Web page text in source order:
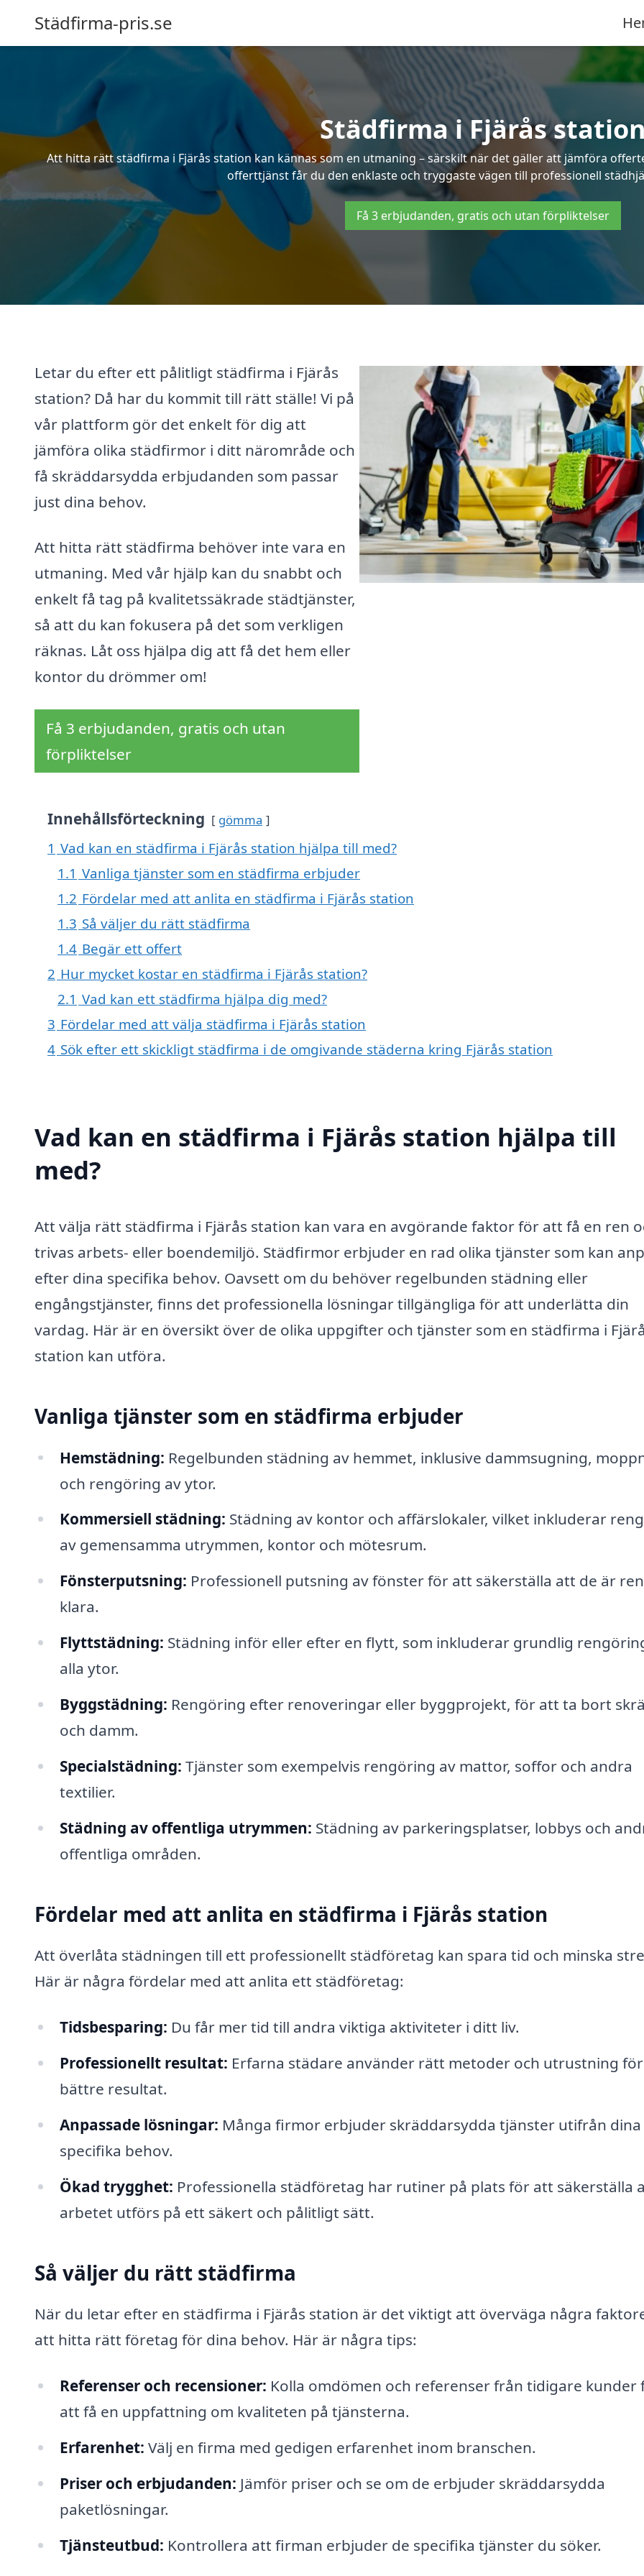
Städfirma-pris.se
Städfirma i Fjärås
Att hitta rätt städfirma i Fjärås station kan kännas som en utmaning – särskilt när det gäller att jämföra
offerttjänst får du den enklaste och tryggaste vägen till professionell
Få 3 erbjudanden, gratis och utan förpliktelser
Letar du efter ett pålitligt städfirma i Fjärås
station? Då har du kommit till rätt ställe! Vi på
vår plattform gör det enkelt för dig att
jämföra olika städfirmor i ditt närområde och
få skräddarsydda erbjudanden som passar
just dina behov.
Att hitta rätt städfirma behöver inte vara en
utmaning. Med vår hjälp kan du snabbt och
enkelt få tag på kvalitetssäkrade städtjänster,
så att du kan fokusera på det som verkligen
räknas. Låt oss hjälpa dig att få det hem eller
kontor du drömmer om!
Få 3 erbjudanden, gratis och utan
förpliktelser
Innehållsförteckning gömma
1 Vad kan en städfirma i Fjärås station hjälpa till med?
1.1 Vanliga tjänster som en städfirma erbjuder
1.2 Fördelar med att anlita en städfirma i Fjärås station
1.3 Så väljer du rätt städfirma
1.4 Begär ett offert
2 Hur mycket kostar en städfirma i Fjärås station?
2.1 Vad kan ett städfirma hjälpa dig med?
3 Fördelar med att välja städfirma i Fjärås station
4 Sök efter ett skickligt städfirma i de omgivande städerna kring Fjärås station
Vad kan en städfirma i Fjärås station hjälpa till
med?
Att välja rätt städfirma i Fjärås station kan vara en avgörande faktor för att få en ren
trivas arbets- eller boendemiljö. Städfirmor erbjuder en rad olika tjänster som kan
efter dina specifika behov. Oavsett om du behöver regelbunden städning eller
engångstjänster, finns det professionella lösningar tillgängliga för att underlätta din
vardag. Här är en översikt över de olika uppgifter och tjänster som en städfirma i
station kan utföra.
Vanliga tjänster som en städfirma erbjuder
Hemstädning: Regelbunden städning av hemmet, inklusive dammsugning,
och rengöring av ytor.
Kommersiell städning: Städning av kontor och affärslokaler, vilket inkluderar
av gemensamma utrymmen, kontor och mötesrum.
Fönsterputsning: Professionell putsning av fönster för att säkerställa att de är
klara.
Flyttstädning: Städning inför eller efter en flytt, som inkluderar grundlig
alla ytor.
Byggstädning: Rengöring efter renoveringar eller byggprojekt, för att ta bort
och damm.
Specialstädning: Tjänster som exempelvis rengöring av mattor, soffor och andra
textilier.
Städning av offentliga utrymmen: Städning av parkeringsplatser, lobbys och
offentliga områden.
Fördelar med att anlita en städfirma i Fjärås station
Att överlåta städningen till ett professionellt städföretag kan spara tid och minska
Här är några fördelar med att anlita ett städföretag:
Tidsbesparing: Du får mer tid till andra viktiga aktiviteter i ditt liv.
Professionellt resultat: Erfarna städare använder rätt metoder och utrustning
bättre resultat.
Anpassade lösningar: Många firmor erbjuder skräddarsydda tjänster utifrån dina
specifika behov.
Ökad trygghet: Professionella städföretag har rutiner på plats för att säkerställa
arbetet utförs på ett säkert och pålitligt sätt.
Så väljer du rätt städfirma
När du letar efter en städfirma i Fjärås station är det viktigt att överväga några
att hitta rätt företag för dina behov. Här är några tips:
Referenser och recensioner: Kolla omdömen och referenser från tidigare kunder
att få en uppfattning om kvaliteten på tjänsterna.
Erfarenhet: Välj en firma med gedigen erfarenhet inom branschen.
Priser och erbjudanden: Jämför priser och se om de erbjuder skräddarsydda
paketlösningar.
Tjänsteutbud: Kontrollera att firman erbjuder de specifika tjänster du söker.